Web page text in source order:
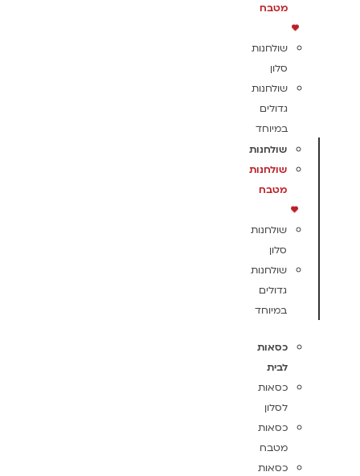
מטבח
שולחנות
סלון
שולחנות
גדולים
במיוחד
שולחנות
שולחנות
מטבח
שולחנות
סלון
שולחנות
גדולים
במיוחד
כסאות
לבית
כסאות
לסלון
כסאות
מטבח
כסאות